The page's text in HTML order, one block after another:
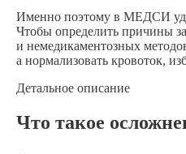
Именно поэтому в МЕДСИ
Чтобы определить причины
и немедикаментозных
а нормализовать кровоток,
Детальное описание
Что такое